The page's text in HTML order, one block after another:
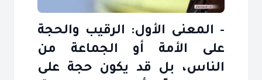
- المعنى الأول: الرقيب والحجة
على الأمة أو الجماعة من
الناس، بل قد يكون حجة على